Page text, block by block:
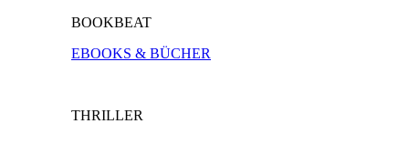
BOOKBEAT
EBOOKS & BÜCHER
THRILLER